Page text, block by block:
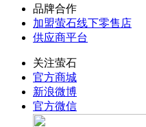
品牌合作
加盟萤石线下零售店
供应商平台
关注萤石
官方商城
新浪微博
官方微信